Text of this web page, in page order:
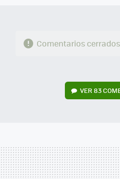
Comentarios cerrados
VER83